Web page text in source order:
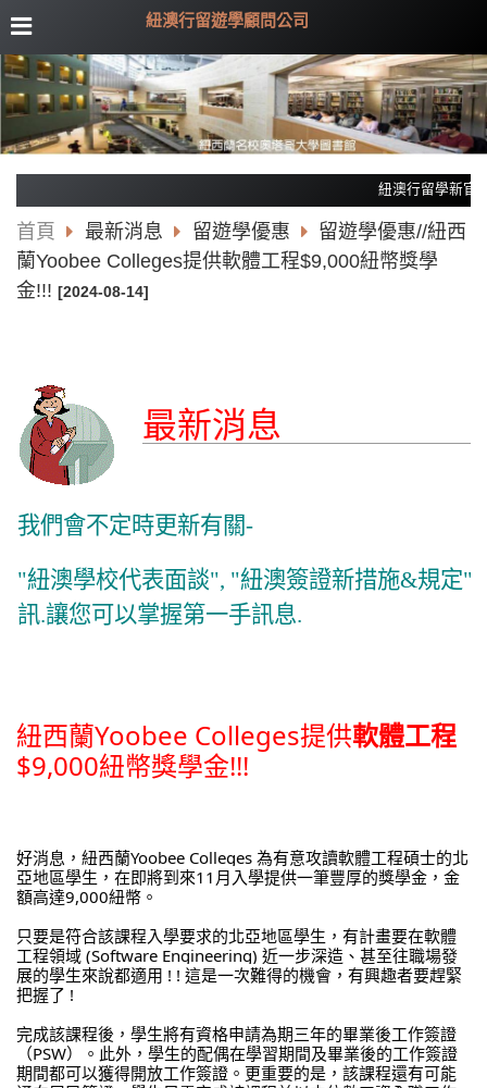
紐澳行留遊學顧問公司
紐澳行留學新官
首頁 最新消息 留遊學優惠
留遊學優惠//紐西
蘭Yoobee Colleges提供軟體工程$9,000紐幣獎學
金!!! [2024-08-14]
最新消息
我們會不定時更新有關-
"紐澳學校代表面談", "紐澳簽證新措施&規定
訊.讓您可以掌握第一手訊息.
紐西蘭Yoobee Colleges提供軟體工程
$9,000紐幣獎學金!!!
好消息，紐西蘭Yoobee Colleges 為有意攻讀軟體工程碩士的北
亞地區學生，在即將到來11月入學提供一筆豐厚的獎學金，金
額高達9,000紐幣。
只要是符合該課程入學要求的北亞地區學生，有計畫要在軟體
工程領域 (Software Engineering) 近一步深造、甚至往職場發
展的學生來說都適用 ! ! 這是一次難得的機會，有興趣者要趕緊
把握了 !
完成該課程後，學生將有資格申請為期三年的畢業後工作簽證
（PSW）。此外，學生的配偶在學習期間及畢業後的工作簽證
期間都可以獲得開放工作簽證。更重要的是，該課程還有可能